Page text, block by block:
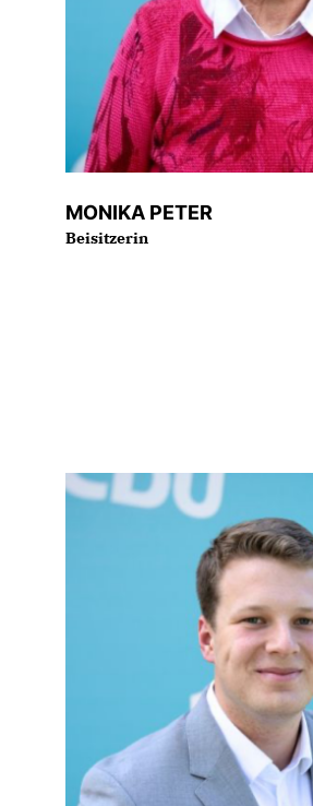
MONIKA PETER
Beisitzerin